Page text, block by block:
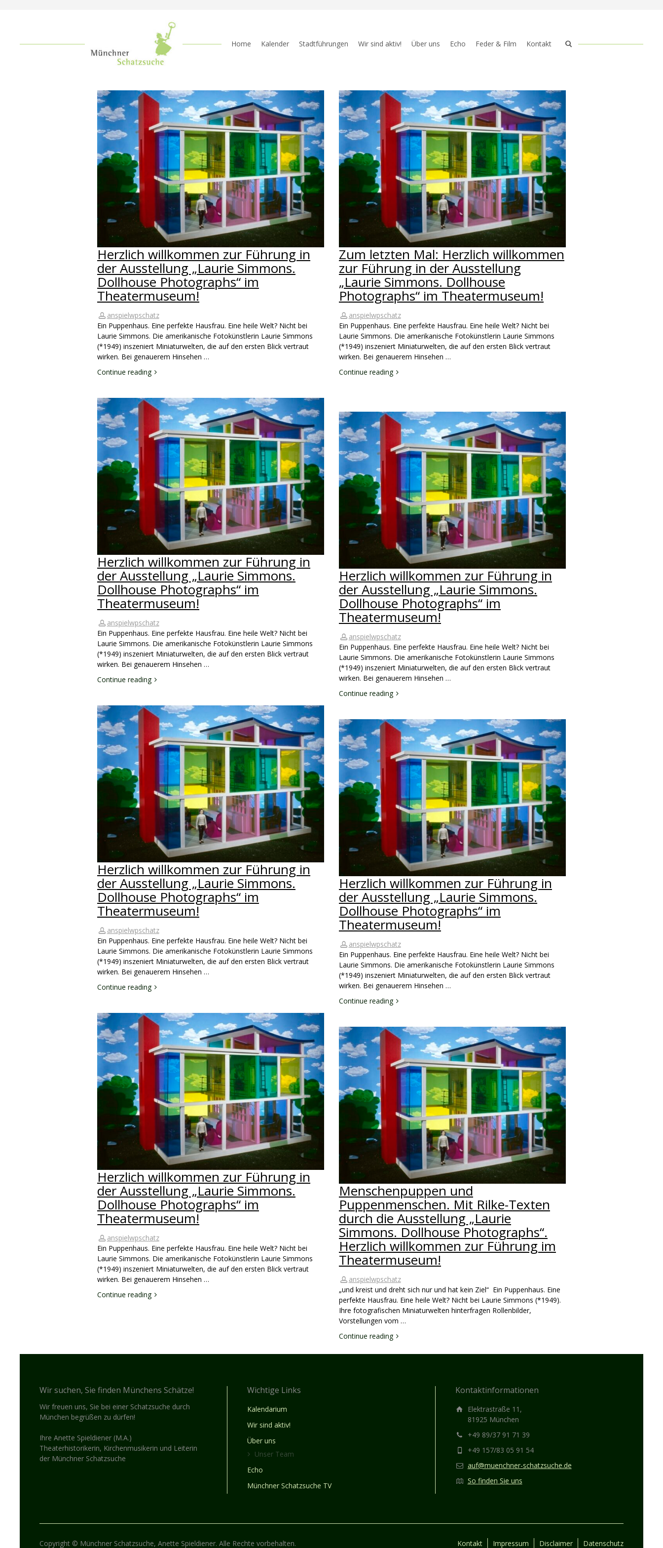
Home Kalender Stadtführungen Wir sind aktiv! Über uns Echo Feder & Film Kontakt
Herzlich willkommen zur Führung in
der Ausstellung „Laurie Simmons.
Dollhouse Photographs“ im
Theatermuseum!
anspielwpschatz
Ein Puppenhaus. Eine perfekte Hausfrau. Eine heile Welt? Nicht bei
Laurie Simmons. Die amerikanische Fotokünstlerin Laurie Simmons
(*1949) inszeniert Miniaturwelten, die auf den ersten Blick vertraut
wirken. Bei genauerem Hinsehen …
Continue reading
Zum letzten Mal: Herzlich willkommen
zur Führung in der Ausstellung
„Laurie Simmons. Dollhouse
Photographs“ im Theatermuseum!
anspielwpschatz
Ein Puppenhaus. Eine perfekte Hausfrau. Eine heile Welt? Nicht bei
Laurie Simmons. Die amerikanische Fotokünstlerin Laurie Simmons
(*1949) inszeniert Miniaturwelten, die auf den ersten Blick vertraut
wirken. Bei genauerem Hinsehen …
Continue reading
Herzlich willkommen zur Führung in
der Ausstellung „Laurie Simmons.
Dollhouse Photographs“ im
Theatermuseum!
anspielwpschatz
Ein Puppenhaus. Eine perfekte Hausfrau. Eine heile Welt? Nicht bei
Laurie Simmons. Die amerikanische Fotokünstlerin Laurie Simmons
(*1949) inszeniert Miniaturwelten, die auf den ersten Blick vertraut
wirken. Bei genauerem Hinsehen …
Continue reading
Herzlich willkommen zur Führung in
der Ausstellung „Laurie Simmons.
Dollhouse Photographs“ im
Theatermuseum!
anspielwpschatz
Ein Puppenhaus. Eine perfekte Hausfrau. Eine heile Welt? Nicht bei
Laurie Simmons. Die amerikanische Fotokünstlerin Laurie Simmons
(*1949) inszeniert Miniaturwelten, die auf den ersten Blick vertraut
wirken. Bei genauerem Hinsehen …
Continue reading
Herzlich willkommen zur Führung in
der Ausstellung „Laurie Simmons.
Dollhouse Photographs“ im
Theatermuseum!
anspielwpschatz
Ein Puppenhaus. Eine perfekte Hausfrau. Eine heile Welt? Nicht bei
Laurie Simmons. Die amerikanische Fotokünstlerin Laurie Simmons
(*1949) inszeniert Miniaturwelten, die auf den ersten Blick vertraut
wirken. Bei genauerem Hinsehen …
Continue reading
Herzlich willkommen zur Führung in
der Ausstellung „Laurie Simmons.
Dollhouse Photographs“ im
Theatermuseum!
anspielwpschatz
Ein Puppenhaus. Eine perfekte Hausfrau. Eine heile Welt? Nicht bei
Laurie Simmons. Die amerikanische Fotokünstlerin Laurie Simmons
(*1949) inszeniert Miniaturwelten, die auf den ersten Blick vertraut
wirken. Bei genauerem Hinsehen …
Continue reading
Herzlich willkommen zur Führung in
der Ausstellung „Laurie Simmons.
Dollhouse Photographs“ im
Theatermuseum!
anspielwpschatz
Ein Puppenhaus. Eine perfekte Hausfrau. Eine heile Welt? Nicht bei
Laurie Simmons. Die amerikanische Fotokünstlerin Laurie Simmons
(*1949) inszeniert Miniaturwelten, die auf den ersten Blick vertraut
wirken. Bei genauerem Hinsehen …
Continue reading
Menschenpuppen und
Puppenmenschen. Mit Rilke-Texten
durch die Ausstellung „Laurie
Simmons. Dollhouse Photographs“.
Herzlich willkommen zur Führung im
Theatermuseum!
anspielwpschatz
„und kreist und dreht sich nur und hat kein Ziel“ Ein Puppenhaus. Eine
perfekte Hausfrau. Eine heile Welt? Nicht bei Laurie Simmons (*1949).
Ihre fotografischen Miniaturwelten hinterfragen Rollenbilder,
Vorstellungen vom …
Continue reading
Wir suchen, Sie finden Münchens Schätze!
Wir freuen uns, Sie bei einer Schatzsuche durch
München begrüßen zu dürfen!
Ihre Anette Spieldiener (M.A.)
Theaterhistorikerin, Kirchenmusikerin und Leiterin
der Münchner Schatzsuche
Wichtige Links
Kalendarium
Wir sind aktiv!
Über uns
Unser Team
Echo
Münchner Schatzsuche TV
Kontaktinformationen
Elektrastraße 11,
81925 München
+49 89/37 91 71 39
+49 157/83 05 91 54
auf@muenchner-schatzsuche.de
So finden Sie uns
Copyright © Münchner Schatzsuche, Anette Spieldiener. Alle Rechte vorbehalten. Kontakt Impressum Disclaimer Datenschutz